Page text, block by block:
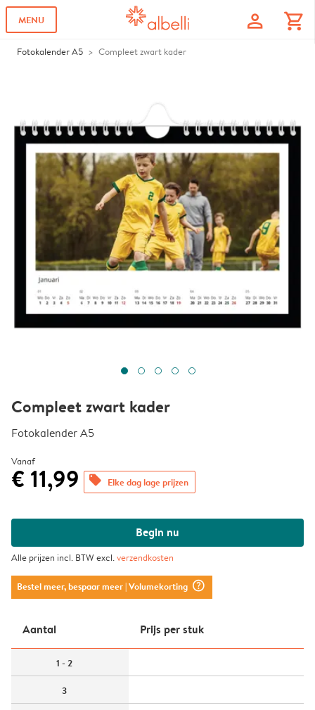
MENU profile shopping_cart
Fotokalender A5 Compleet zwart kader
Compleet zwart kader
Fotokalender A5
Vanaf
€ 11,99 offers Elke dag lage prijzen
Begin nu
Alle prijzen incl. BTW excl.verzendkosten
Bestel meer, bespaar meer| Volumekorting question_mark_circle
Aantal Prijs per stuk
1 - 2
3